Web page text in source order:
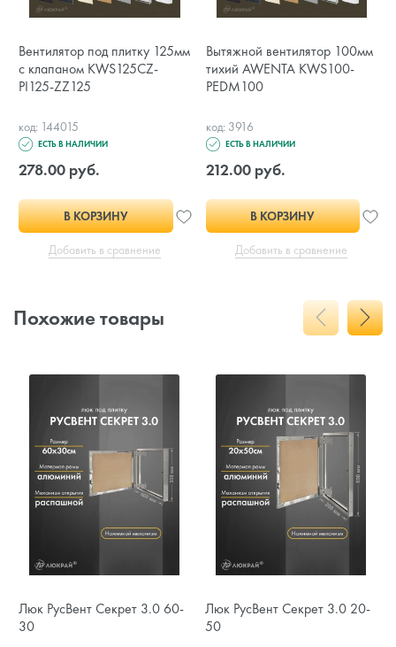
Вентилятор под плитку 125мм
с клапаном KWS125CZ-
PI125-ZZ125
код: 144015
ЕСТЬ В НАЛИЧИИ
278.00 руб.
В КОРЗИНУ
Добавить в сравнение
Вытяжной вентилятор 100мм
тихий AWENTA KWS100-
PEDM100
код: 3916
ЕСТЬ В НАЛИЧИИ
212.00 руб.
В КОРЗИНУ
Добавить в сравнение
Похожие товары
Люк РусВент Секрет 3.0 60-
30
Люк РусВент Секрет 3.0 20-
50